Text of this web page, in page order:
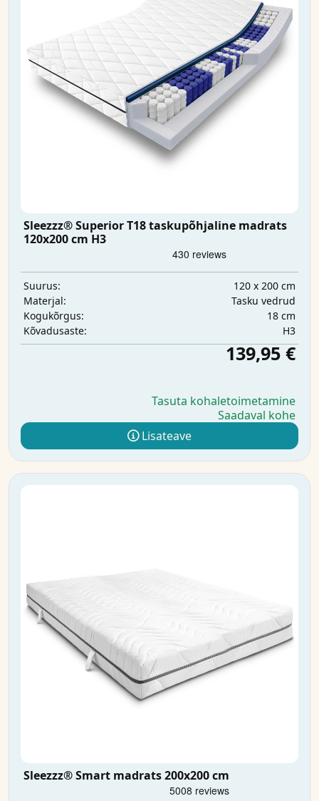
Sleezzz® Superior T18 taskupõhjaline madrats
120x200 cm H3
Suurus:
120 x 200 cm
Materjal:
Tasku vedrud
Kogukõrgus:
18 cm
Kõvadusaste:
H3
139,95 €
Tasuta kohaletoimetamine
Saadaval kohe
Lisateave
Sleezzz® Smart madrats 200x200 cm